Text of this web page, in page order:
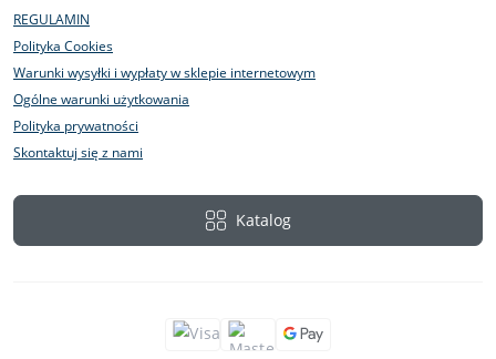
REGULAMIN
Polityka Cookies
Warunki wysyłki i wypłaty w sklepie internetowym
Ogólne warunki użytkowania
Polityka prywatności
Skontaktuj się z nami
Katalog